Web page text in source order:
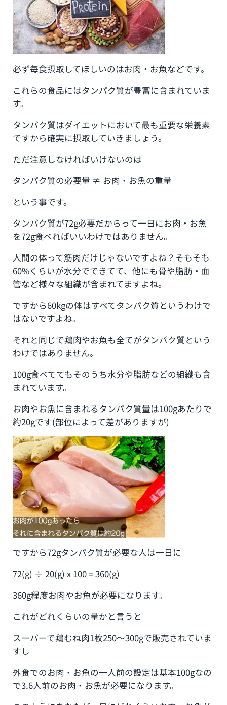
必ず毎食摂取してほしいのはお肉・お魚などです。
これらの食品にはタンパク質が豊富に含まれていま
す。
タンパク質はダイエットにおいて最も重要な栄養素
ですから確実に摂取していきましょう。
ただ注意しなければいけないのは
タンパク質の必要量 ≠ お肉・お魚の重量
という事です。
タンパク質が72g必要だからって一日にお肉・お魚
を72g食べればいいわけではありません。
人間の体って筋肉だけじゃないですよね？そもそも
60%くらいが水分でできてて、他にも骨や脂肪・血
管など様々な組織が含まれてますよね。
ですから60kgの体はすべてタンパク質というわけで
はないですよね。
それと同じで鶏肉やお魚も全てがタンパク質という
わけではありません。
100g食べててもそのうち水分や脂肪などの組織も含
まれています。
お肉やお魚に含まれるタンパク質量は100gあたりで
約20gです(部位によって差がありますが)
ですから72gタンパク質が必要な人は一日に
72(g) ÷ 20(g) x 100 = 360(g)
360g程度お肉やお魚が必要になります。
これがどれくらいの量かと言うと
スーパーで鶏むね肉1枚250〜300gで販売されていま
すし
外食でのお肉・お魚の一人前の設定は基本100gなの
で3.6人前のお肉・お魚が必要になります。